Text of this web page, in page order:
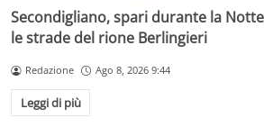
Secondigliano, spari durante la
le strade del rione Berlingieri
Redazione Ago 8, 2026 9:44
Leggi di più